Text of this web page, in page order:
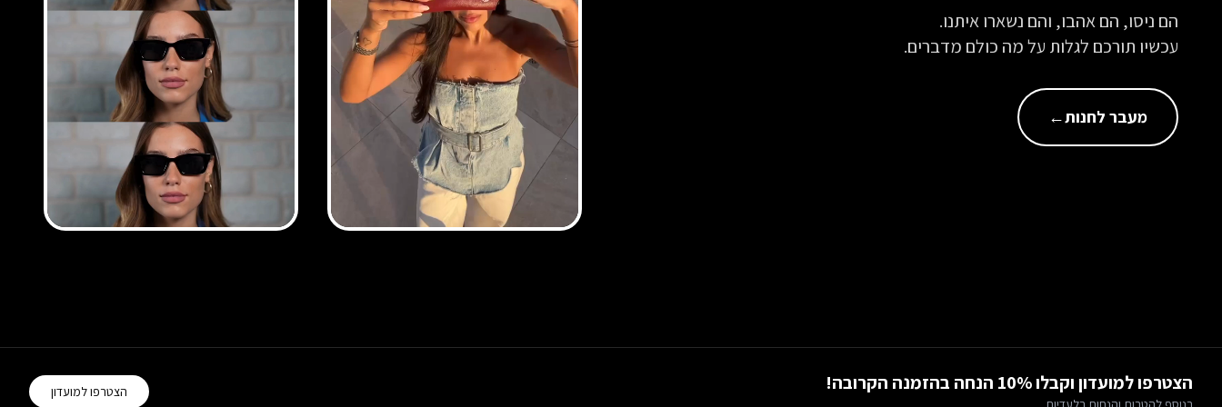
הם ניסו, הם אהבו, והם נשארו איתנו.
עכשיו תורכם לגלות על מה כולם מדברים.
מעבר לחנות←
הצטרפו למועדון וקבלו 10% הנחה בהזמנה הקרובה! הצטרפו למועדון